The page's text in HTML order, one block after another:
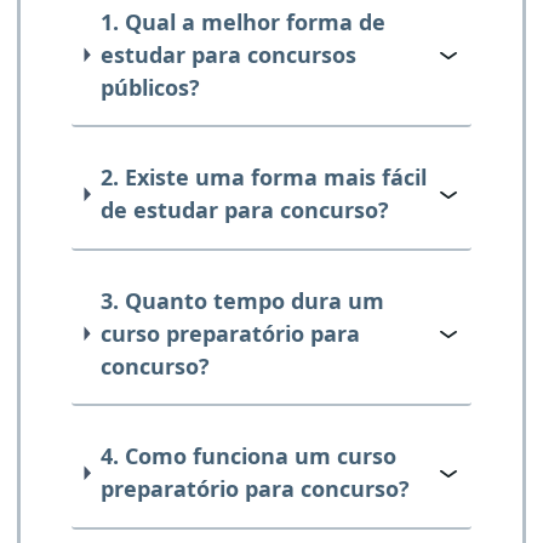
1. Qual a melhor forma de
estudar para concursos
públicos?
2. Existe uma forma mais fácil
de estudar para concurso?
3. Quanto tempo dura um
curso preparatório para
concurso?
4. Como funciona um curso
preparatório para concurso?